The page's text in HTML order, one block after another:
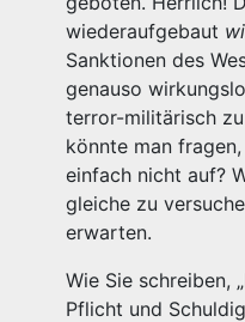
wiederaufgebaut
Sanktionen des
genauso
terror-militärisch
könnte man
einfach nicht auf?
gleiche zu
erwarten.
Wie Sie schreiben,
Pflicht und